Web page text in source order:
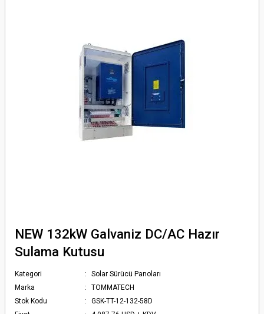
NEW 132kW Galvaniz DC/AC Hazır
Sulama Kutusu
Kategori
Solar Sürücü Panoları
Marka
TOMMATECH
Stok Kodu
GSK-TT-12-132-58D